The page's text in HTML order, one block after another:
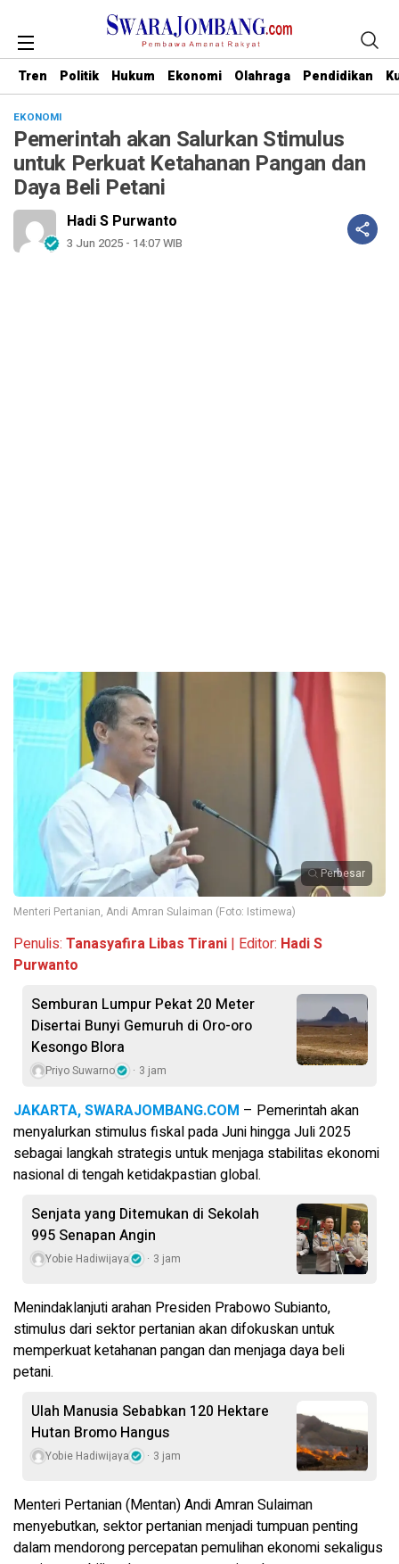
Tren Politik Hukum Ekonomi Olahraga Pendidikan
EKONOMI
Pemerintah akan Salurkan Stimulus
untuk Perkuat Ketahanan Pangan dan
Daya Beli Petani
Hadi S Purwanto
3 Jun 2025 - 14:07 WIB
Perbesar
Menteri Pertanian, Andi Amran Sulaiman (Foto: Istimewa)
Penulis: Tanasyafira Libas Tirani | Editor: Hadi S
Purwanto
Semburan Lumpur Pekat 20 Meter
Disertai Bunyi Gemuruh di Oro-oro
Kesongo Blora
Priyo Suwarno 3 jam
JAKARTA, SWARAJOMBANG.COM – Pemerintah akan
menyalurkan stimulus fiskal pada Juni hingga Juli 2025
sebagai langkah strategis untuk menjaga stabilitas ekonomi
nasional di tengah ketidakpastian global.
Senjata yang Ditemukan di Sekolah
995 Senapan Angin
Yobie Hadiwijaya 3 jam
Menindaklanjuti arahan Presiden Prabowo Subianto,
stimulus dari sektor pertanian akan difokuskan untuk
memperkuat ketahanan pangan dan menjaga daya beli
petani.
Ulah Manusia Sebabkan 120 Hektare
Hutan Bromo Hangus
Yobie Hadiwijaya 3 jam
Menteri Pertanian (Mentan) Andi Amran Sulaiman
menyebutkan, sektor pertanian menjadi tumpuan penting
dalam mendorong percepatan pemulihan ekonomi sekaligus